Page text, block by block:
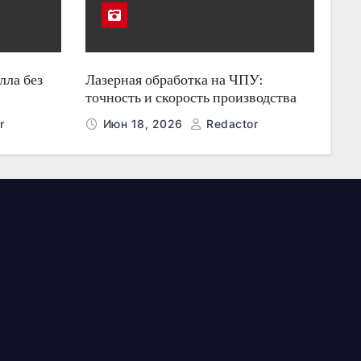
без
Лазерная обработка на ЧПУ:
точность и скорость производства
Июн 18, 2026 Redactor